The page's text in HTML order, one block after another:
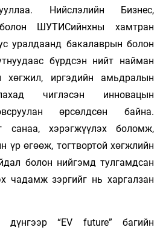
Нийслэлийн Бизнес,
ШУТИСийнхны хамтран
уралдаанд бакалаврын болон
бүрдсэн нийт найман
хөгжил, иргэдийн амьдралын
чиглэсэн инновацын
өрсөлдсөн байна.
санаа, хэрэгжүүлэх боломж,
үр өгөөж, тогтвортой хөгжлийн
болон нийгэмд тулгамдсан
чадамж зэргийг нь харгалзан
дүнгээр “EV future” багийн